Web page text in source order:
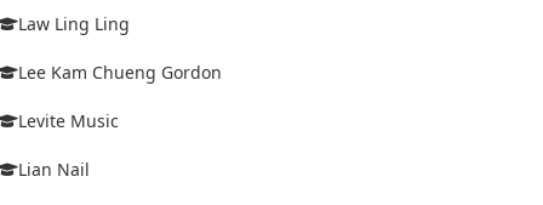
Law Ling Ling
Lee Kam Chueng Gordon
Levite Music
Lian Nail